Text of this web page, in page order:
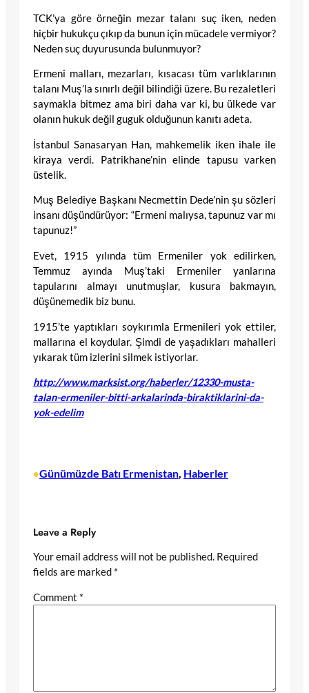
TCK’ya göre örneğin mezar talanı suç iken, neden
hiçbir hukukçu çıkıp da bunun için mücadele vermiyor?
Neden suç duyurusunda bulunmuyor?
Ermeni malları, mezarları, kısacası tüm varlıklarının
talanı Muş’la sınırlı değil bilindiği üzere. Bu rezaletleri
saymakla bitmez ama biri daha var ki, bu ülkede var
olanın hukuk değil guguk olduğunun kanıtı adeta.
İstanbul Sanasaryan Han, mahkemelik iken ihale ile
kiraya verdi. Patrikhane’nin elinde tapusu varken
üstelik.
Muş Belediye Başkanı Necmettin Dede’nin şu sözleri
insanı düşündürüyor: “Ermeni malıysa, tapunuz var mı
tapunuz!”
Evet, 1915 yılında tüm Ermeniler yok edilirken,
Temmuz ayında Muş’taki Ermeniler yanlarına
tapularını almayı unutmuşlar, kusura bakmayın,
düşünemedik biz bunu.
1915’te yaptıkları soykırımla Ermenileri yok ettiler,
mallarına el koydular. Şimdi de yaşadıkları mahalleri
yıkarak tüm izlerini silmek istiyorlar.
http://www.marksist.org/haberler/12330-musta-
talan-ermeniler-bitti-arkalarinda-biraktiklarini-da-
yok-edelim
•Günümüzde Batı Ermenistan, Haberler
Leave a Reply
Your email address will not be published. Required
fields are marked *
Comment *